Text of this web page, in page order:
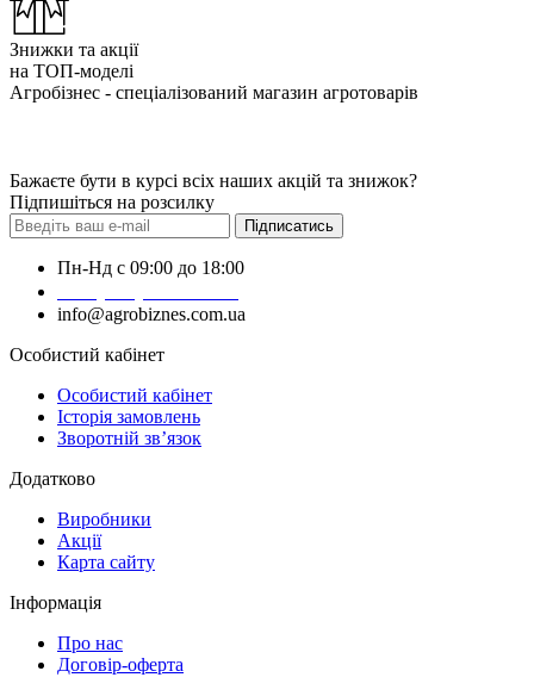
Знижки та акції
на ТОП-моделі
Агробізнес - спеціалізований магазин агротоварів
Бажаєте бути в курсі всіх наших акцій та знижок?
Підпишіться на розсилку
Підписатись
Пн-Нд с 09:00 до 18:00
info@agrobiznes.com.ua
Особистий кабінет
Особистий кабінет
Історія замовлень
Зворотній зв’язок
Додатково
Виробники
Акції
Карта сайту
Інформація
Про нас
Договір-оферта